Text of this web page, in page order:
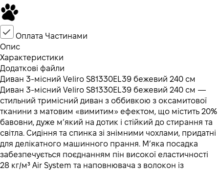
Оплата Частинами
Опис
Характеристики
Додаткові файли
Диван 3-місний Veliro S81330EL39 бежевий 240 см
Диван 3-місний Veliro S81330EL39 бежевий 240 см —
стильний тримісний диван з оббивкою з оксамитової
тканини з матовим «вимитим» ефектом, що містить 20%
бавовни, дуже м’який на дотик і стійкий до стирання та
світла. Сидіння та спинка зі знімними чохлами, придатні
для делікатного машинного прання. М’яка посадка
забезпечується поєднанням пін високої еластичності
28 кг/м³ Air System та наповнювача з волокон із